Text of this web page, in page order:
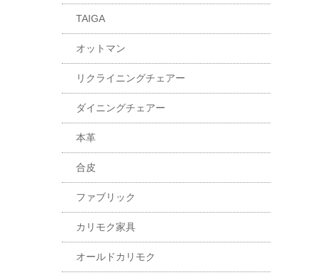
TAIGA
オットマン
リクライニングチェアー
ダイニングチェアー
本革
合皮
ファブリック
カリモク家具
オールドカリモク